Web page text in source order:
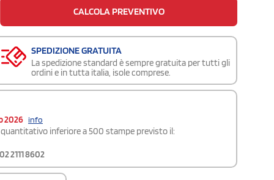
CALCOLA PREVENTIVO
SPEDIZIONE GRATUITA
La spedizione standard è sempre gratuita per tutti gli
ordini e in tutta italia, isole comprese.
2026 info
inferiore a 500 stampe previsto il:
02 2111 8602